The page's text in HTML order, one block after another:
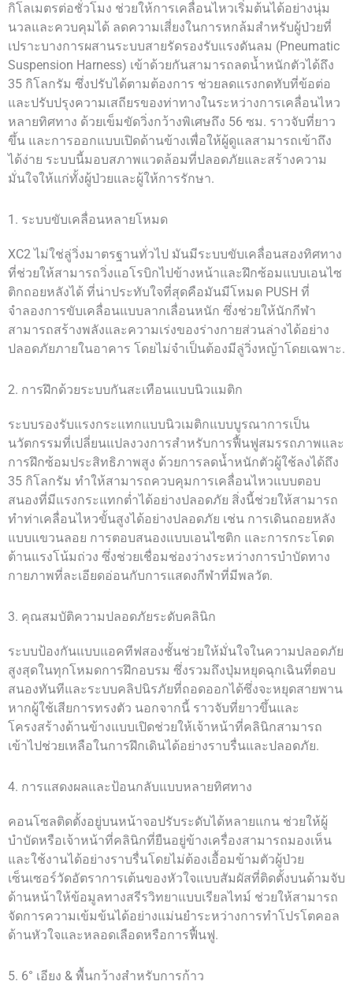
กิโลเมตรต่อชั่วโมง ช่วยให้การเคลื่อนไหวเริ่มต้นได้อย่างนุ่ม
นวลและควบคุมได้ ลดความเสี่ยงในการหกล้มสำหรับผู้ป่วยที่
เปราะบางการผสานระบบสายรัดรองรับแรงดันลม (Pneumatic
Suspension Harness) เข้าด้วยกันสามารถลดน้ำหนักตัวได้ถึง
35 กิโลกรัม ซึ่งปรับได้ตามต้องการ ช่วยลดแรงกดทับที่ข้อต่อ
และปรับปรุงความเสถียรของท่าทางในระหว่างการเคลื่อนไหว
หลายทิศทาง ด้วยเข็มขัดวิ่งกว้างพิเศษถึง 56 ซม. ราวจับที่ยาว
ขึ้น และการออกแบบเปิดด้านข้างเพื่อให้ผู้ดูแลสามารถเข้าถึง
ได้ง่าย ระบบนี้มอบสภาพแวดล้อมที่ปลอดภัยและสร้างความ
มั่นใจให้แก่ทั้งผู้ป่วยและผู้ให้การรักษา.
1. ระบบขับเคลื่อนหลายโหมด
XC2 ไม่ใช่ลู่วิ่งมาตรฐานทั่วไป มันมีระบบขับเคลื่อนสองทิศทาง
ที่ช่วยให้สามารถวิ่งแอโรบิกไปข้างหน้าและฝึกซ้อมแบบเอนไซ
ติกถอยหลังได้ ที่น่าประทับใจที่สุดคือมันมีโหมด PUSH ที่
จำลองการขับเคลื่อนแบบลากเลื่อนหนัก ซึ่งช่วยให้นักกีฬา
สามารถสร้างพลังและความเร่งของร่างกายส่วนล่างได้อย่าง
ปลอดภัยภายในอาคาร โดยไม่จำเป็นต้องมีลู่วิ่งหญ้าโดยเฉพาะ.
2. การฝึกด้วยระบบกันสะเทือนแบบนิวแมติก
ระบบรองรับแรงกระแทกแบบนิวเมติกแบบบูรณาการเป็น
นวัตกรรมที่เปลี่ยนแปลงวงการสำหรับการฟื้นฟูสมรรถภาพและ
การฝึกซ้อมประสิทธิภาพสูง ด้วยการลดน้ำหนักตัวผู้ใช้ลงได้ถึง
35 กิโลกรัม ทำให้สามารถควบคุมการเคลื่อนไหวแบบตอบ
สนองที่มีแรงกระแทกต่ำได้อย่างปลอดภัย สิ่งนี้ช่วยให้สามารถ
ทำท่าเคลื่อนไหวขั้นสูงได้อย่างปลอดภัย เช่น การเดินถอยหลัง
แบบแขวนลอย การตอบสนองแบบเอนไซติก และการกระโดด
ต้านแรงโน้มถ่วง ซึ่งช่วยเชื่อมช่องว่างระหว่างการบำบัดทาง
กายภาพที่ละเอียดอ่อนกับการแสดงกีฬาที่มีพลวัต.
3. คุณสมบัติความปลอดภัยระดับคลินิก
ระบบป้องกันแบบแอคทีฟสองชั้นช่วยให้มั่นใจในความปลอดภัย
สูงสุดในทุกโหมดการฝึกอบรม ซึ่งรวมถึงปุ่มหยุดฉุกเฉินที่ตอบ
สนองทันทีและระบบคลิปนิรภัยที่ถอดออกได้ซึ่งจะหยุดสายพาน
หากผู้ใช้เสียการทรงตัว นอกจากนี้ ราวจับที่ยาวขึ้นและ
โครงสร้างด้านข้างแบบเปิดช่วยให้เจ้าหน้าที่คลินิกสามารถ
เข้าไปช่วยเหลือในการฝึกเดินได้อย่างราบรื่นและปลอดภัย.
4. การแสดงผลและป้อนกลับแบบหลายทิศทาง
คอนโซลติดตั้งอยู่บนหน้าจอปรับระดับได้หลายแกน ช่วยให้ผู้
บำบัดหรือเจ้าหน้าที่คลินิกที่ยืนอยู่ข้างเครื่องสามารถมองเห็น
และใช้งานได้อย่างราบรื่นโดยไม่ต้องเอื้อมข้ามตัวผู้ป่วย
เซ็นเซอร์วัดอัตราการเต้นของหัวใจแบบสัมผัสที่ติดตั้งบนด้ามจับ
ด้านหน้าให้ข้อมูลทางสรีรวิทยาแบบเรียลไทม์ ช่วยให้สามารถ
จัดการความเข้มข้นได้อย่างแม่นยำระหว่างการทำโปรโตคอล
ด้านหัวใจและหลอดเลือดหรือการฟื้นฟู.
5. 6° เอียง & พื้นกว้างสำหรับการก้าว